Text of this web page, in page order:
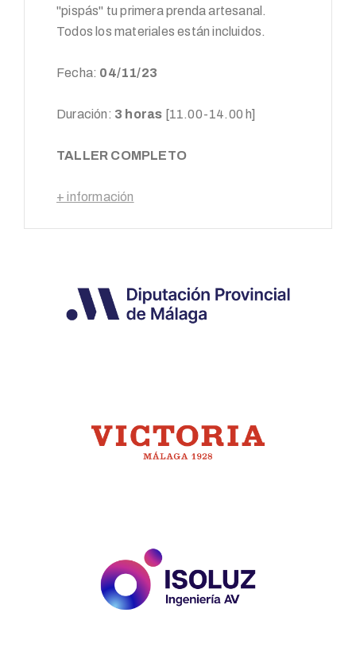
"pispás" tu primera prenda artesanal.
Todos los materiales están incluidos.
Fecha: 04/11/23
Duración: 3 horas [11.00-14.00 h]
TALLER COMPLETO
+ información